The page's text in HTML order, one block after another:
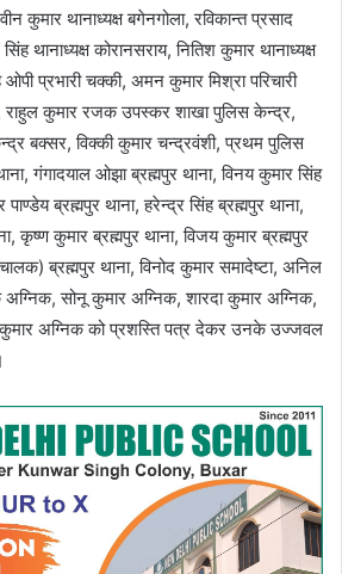
कुमार थानाध्यक्ष बगेनगोला, रविकान्त प्रसाद
थानाध्यक्ष कोरानसराय, नितिश कुमार थानाध्यक्ष
प्रभारी चक्की, अमन कुमार मिश्रा परिचारी
कुमार रजक उपस्कर शाखा पुलिस केन्द्र,
बक्सर, विक्की कुमार चन्द्रवंशी, प्रथम पुलिस
गंगादयाल ओझा ब्रह्मपुर थाना, विनय कुमार सिंह
ब्रह्मपुर थाना, हरेन्द्र सिंह ब्रह्मपुर थाना,
कृष्ण कुमार ब्रह्मपुर थाना, विजय कुमार ब्रह्मपुर
ब्रह्मपुर थाना, विनोद कुमार समादेष्टा, अनिल
सोनू कुमार अग्निक, शारदा कुमार अग्निक,
अग्निक को प्रशस्ति पत्र देकर उनके उज्जवल